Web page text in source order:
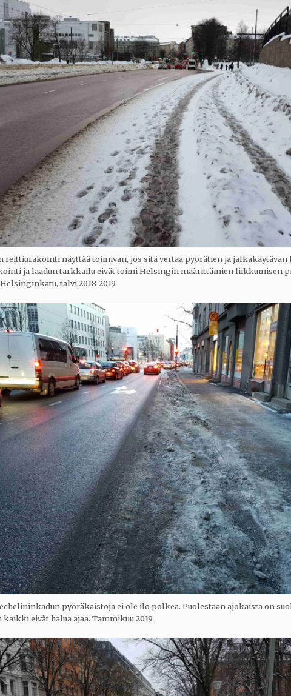
reittiurakointi näyttää toimivan, jos sitä vertaa pyörätien ja jalkakäytävän
ja laadun tarkkailu eivät toimi Helsingin määrittämien liikkumisen
talvi 2018-2019.
pyöräkaistoja ei ole ilo polkea. Puolestaan ajokaista on
kaikki eivät halua ajaa. Tammikuu 2019.